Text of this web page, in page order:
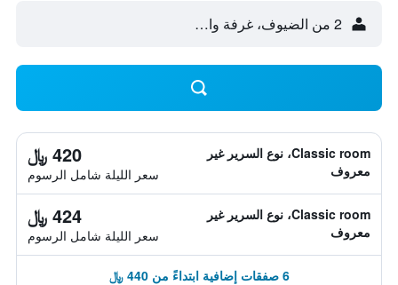
2 من الضيوف، غرفة واحدة
Classic room، نوع السرير غير
معروف
420 ﷼
سعر الليلة شامل الرسوم
Classic room، نوع السرير غير
معروف
424 ﷼
سعر الليلة شامل الرسوم
6 صفقات إضافية ابتداءً من 440 ﷼